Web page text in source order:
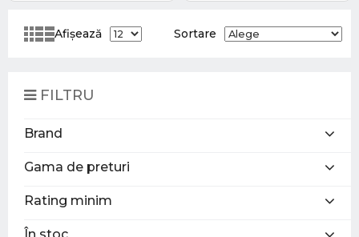
Afișează Sortare
FILTRU
Brand
Gama de preturi
Rating minim